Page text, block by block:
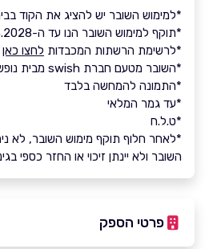
*למימוש השובר יש להציג את הקוד
*תוקף למימוש השובר הנו עד ה-18.03.2028
*לרשימת הרשתות המכבדות לחצו כאן
*השובר מטעם חברת swish מבית נופשונית
*התמונה להמחשה בלבד
*עד גמר המלאי
*ט.ל.ח
*לאחר חלוף תוקף מימוש השובר, לא
השובר ולא יינתן זיכוי או החזר כספי
פרטי הספק